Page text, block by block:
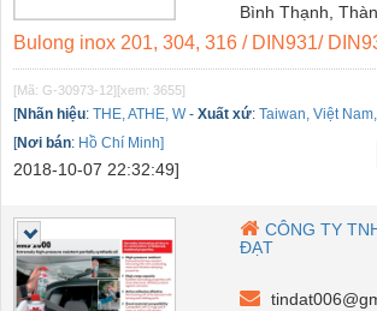
Bình Thạnh,
Bulong inox 201, 304, 316 / DIN931/
[Mã: G-30973-12][xem: 3655]
[Nhãn hiệu: THE, ATHE, W- Xuất xứ: Taiwan, Việt
[Nơi bán: Hồ Chí Minh]
2018-10-07 22:32:49]
CÔNG TY
ĐẠT